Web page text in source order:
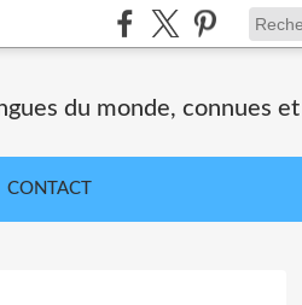
du monde, connues
CONTACT